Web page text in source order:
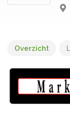
Overzicht